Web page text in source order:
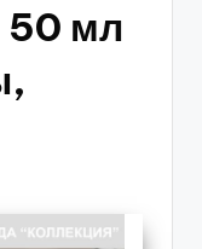
50 мл